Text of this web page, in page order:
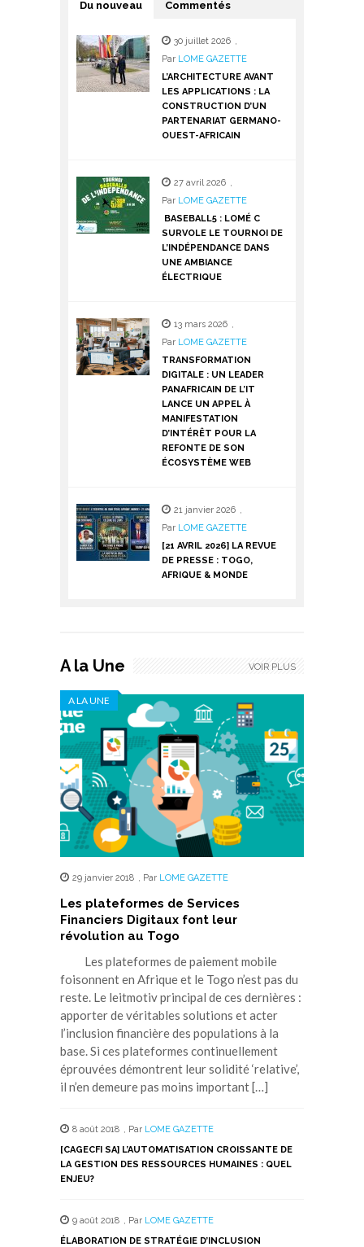
Du nouveau Commentés
30 juillet 2026 ,
Par LOME GAZETTE
L’ARCHITECTURE AVANT
LES APPLICATIONS : LA
CONSTRUCTION D’UN
PARTENARIAT GERMANO-
OUEST-AFRICAIN
27 avril 2026 ,
Par LOME GAZETTE
BASEBALL5 : LOMÉ C
SURVOLE LE TOURNOI DE
L’INDÉPENDANCE DANS
UNE AMBIANCE
ÉLECTRIQUE
13 mars 2026 ,
Par LOME GAZETTE
TRANSFORMATION
DIGITALE : UN LEADER
PANAFRICAIN DE L’IT
LANCE UN APPEL À
MANIFESTATION
D’INTÉRÊT POUR LA
REFONTE DE SON
ÉCOSYSTÈME WEB
21 janvier 2026 ,
Par LOME GAZETTE
[21 AVRIL 2026] LA REVUE
DE PRESSE : TOGO,
AFRIQUE & MONDE
A la Une
A LA UNE
29 janvier 2018 , Par LOME GAZETTE
Les plateformes de Services
Financiers Digitaux font leur
révolution au Togo
Les plateformes de paiement mobile
foisonnent en Afrique et le Togo n’est pas du
reste. Le leitmotiv principal de ces dernières :
apporter de véritables solutions et acter
l’inclusion financière des populations à la
base. Si ces plateformes continuellement
éprouvées démontrent leur solidité ‘relative’,
il n’en demeure pas moins important […]
8 août 2018 , Par LOME GAZETTE
[CAGECFI SA] L’AUTOMATISATION CROISSANTE DE
LA GESTION DES RESSOURCES HUMAINES : QUEL
ENJEU?
9 août 2018 , Par LOME GAZETTE
ÉLABORATION DE STRATÉGIE D’INCLUSION
VOIR PLUS